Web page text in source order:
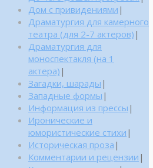
Дом с привидениями |
Драматургия для камерного
театра (для 2-7 актеров) |
Драматургия для
моноспектакля (на 1
актера) |
Загадки, шарады |
Западные формы |
Информация из прессы |
Иронические и
юмористические стихи |
Историческая проза |
Комментарии и рецензии |